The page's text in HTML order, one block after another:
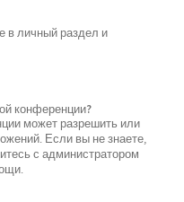
в личный раздел и
конференции?
может разрешить или
Если вы не знаете,
с администратором